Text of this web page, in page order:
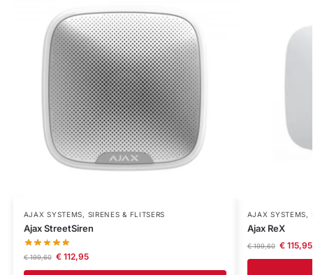
AJAX SYSTEMS, SIRENES & FLITSERS
Ajax StreetSiren
€199,60 €112,95
AJAX SYSTEMS,
Ajax ReX
€199,60 €115,95